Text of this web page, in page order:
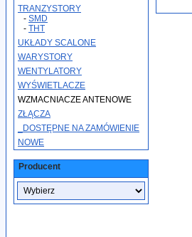
TRANZYSTORY
- SMD
- THT
UKŁADY SCALONE
WARYSTORY
WENTYLATORY
WYŚWIETLACZE
WZMACNIACZE ANTENOWE
ZŁĄCZA
_DOSTĘPNE NA ZAMÓWIENIE
NOWE
Producent